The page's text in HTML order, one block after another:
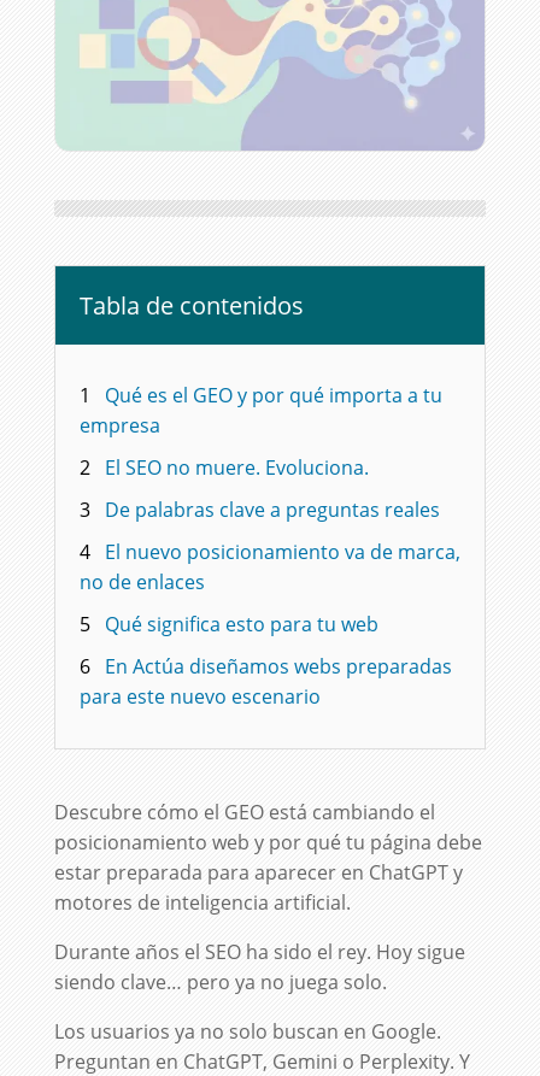
Tabla de contenidos
1
Qué es el GEO y por qué importa a tu
empresa
2
El SEO no muere. Evoluciona.
3
De palabras clave a preguntas reales
4
El nuevo posicionamiento va de marca,
no de enlaces
5
Qué significa esto para tu web
6
En Actúa diseñamos webs preparadas
para este nuevo escenario
Descubre cómo el GEO está cambiando el
posicionamiento web y por qué tu página debe
estar preparada para aparecer en ChatGPT y
motores de inteligencia artificial.
Durante años el SEO ha sido el rey. Hoy sigue
siendo clave… pero ya no juega solo.
Los usuarios ya no solo buscan en Google.
Preguntan en ChatGPT, Gemini o Perplexity. Y